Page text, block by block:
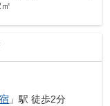
」駅 徒歩2分